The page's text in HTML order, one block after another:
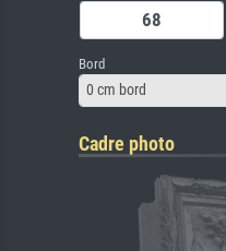
Bord
0 cm bord
Cadre photo